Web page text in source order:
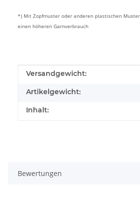
*) Mit Zopfmuster oder anderen plastischen
einen höheren Garnverbrauch
Produkteigenschaft
Wert
Versandgewicht:
Artikelgewicht:
Inhalt:
Bewertungen